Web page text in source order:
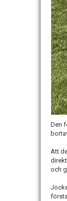
Den
Att
och